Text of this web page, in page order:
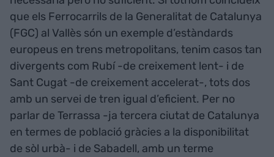
que els Ferrocarrils de la Generalitat de Catalunya
(FGC) al Vallès són un exemple d’estàndards
europeus en trens metropolitans, tenim casos tan
divergents com Rubí -de creixement lent- i de
Sant Cugat -de creixement accelerat-, tots dos
amb un servei de tren igual d’eficient. Per no
parlar de Terrassa -ja tercera ciutat de Catalunya
en termes de població gràcies a la disponibilitat
de sòl urbà- i de Sabadell, amb un terme